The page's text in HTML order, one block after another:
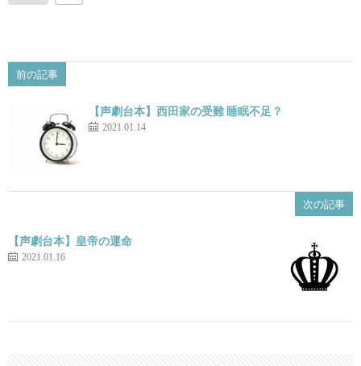
前の記事
【声劇台本】西田家の受難 睡眠不足？
2021.01.14
次の記事
【声劇台本】皇帝の運命
2021.01.16